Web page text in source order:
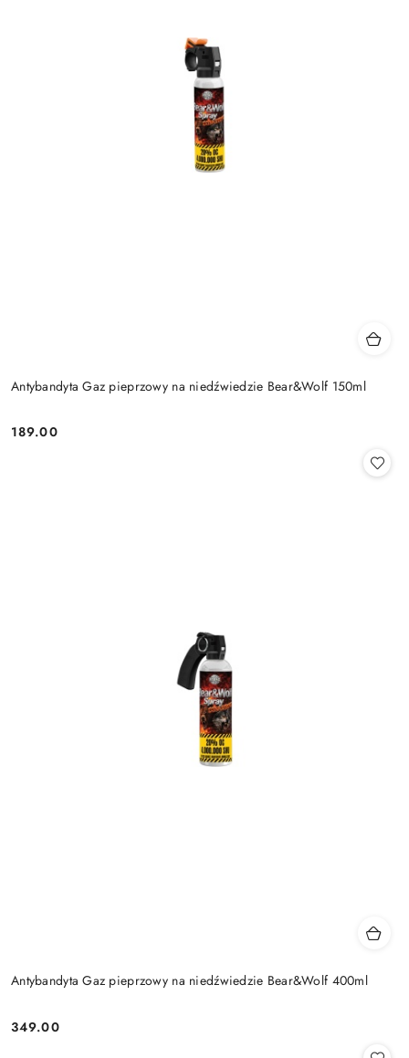
Antybandyta Gaz pieprzowy na niedźwiedzie Bear&Wolf 150ml
Cena:
189.00
Antybandyta Gaz pieprzowy na niedźwiedzie Bear&Wolf 400ml
Cena:
349.00